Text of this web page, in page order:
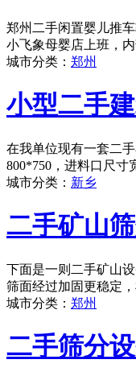
郑州二手闲置婴儿推
小飞象母婴店上班，
城市分类： 郑州
小型二手
在我单位现有一套二
800*750，进料口尺寸
城市分类： 新乡
二手矿山
下面是一则二手矿山
筛面经过加固更稳定
城市分类： 郑州
二手筛分